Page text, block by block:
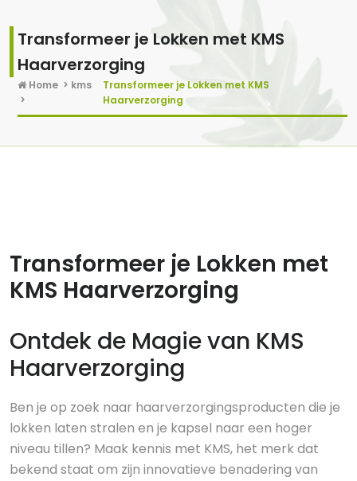
Transformeer je Lokken met KMS
Haarverzorging
Home > kms
>
Transformeer je Lokken met KMS
Haarverzorging
Transformeer je Lokken met
KMS Haarverzorging
Ontdek de Magie van KMS
Haarverzorging
Ben je op zoek naar haarverzorgingsproducten die je
lokken laten stralen en je kapsel naar een hoger
niveau tillen? Maak kennis met KMS, het merk dat
bekend staat om zijn innovatieve benadering van